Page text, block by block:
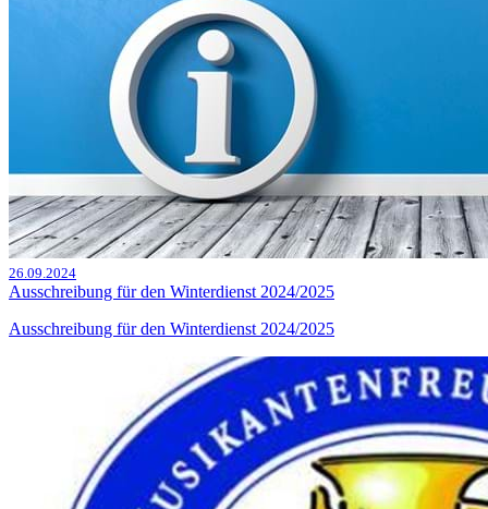
26.09.2024
Ausschreibung für den Winterdienst 2024/2025
Ausschreibung für den Winterdienst 2024/2025